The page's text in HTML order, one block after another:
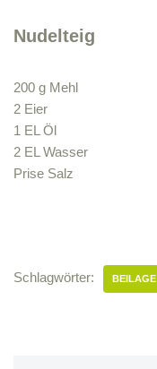
Nudelteig
200 g Mehl
2 Eier
1 EL Öl
2 EL Wasser
Prise Salz
Schlagwörter: BEILAGE